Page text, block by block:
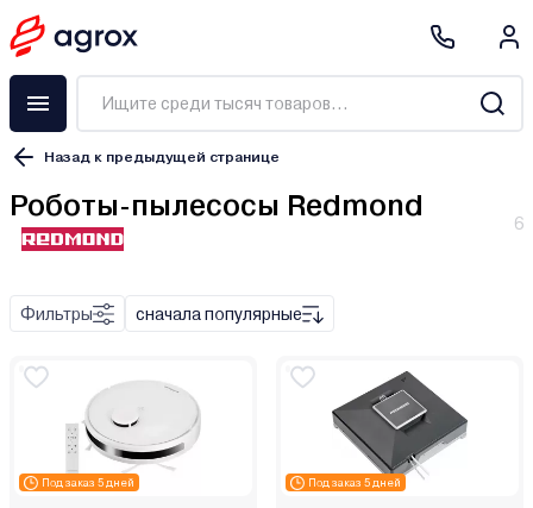
Назад к предыдущей странице
Роботы-пылесосы Redmond
6
Робот-пылесос
Робот-мойщик окон
Фильтры сначала популярные
Под заказ 5 дней Под заказ 5 дней